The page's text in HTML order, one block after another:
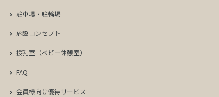
駐車場・駐輪場
施設コンセプト
授乳室（ベビー休憩室）
FAQ
会員様向け優待サービス